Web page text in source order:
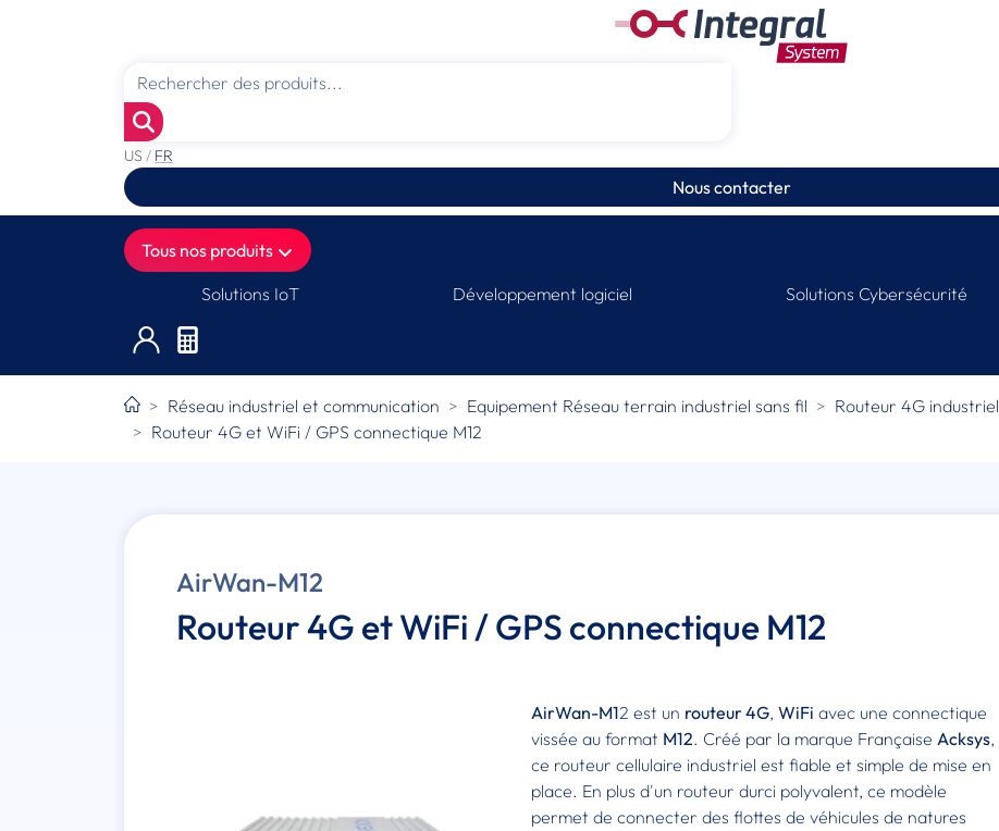
US / FR
Nous contacter
Tous nos produits
Solutions IoT Développement logiciel Solutions Cybersécurité
Réseau industriel et communication Equipement Réseau terrain industriel sans fil
Routeur 4G industriel
Routeur 4G et WiFi / GPS connectique M12
AirWan-M12
Routeur 4G et WiFi / GPS connectique M12
AirWan-M12 est un routeur 4G,WiFi avec une connectique
vissée au format M12. Créé par la marque FrançaiseAcksys,
ce routeur cellulaire industriel est fiable et simple de mise en
place. En plus d'un routeur durci polyvalent, ce modèle
permet de connecter des flottes de véhicules de natures